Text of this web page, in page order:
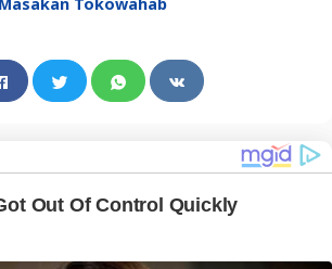
Tokowahab